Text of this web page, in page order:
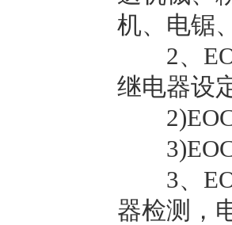
机、电锯
2、
继电器设
3、
器检测，